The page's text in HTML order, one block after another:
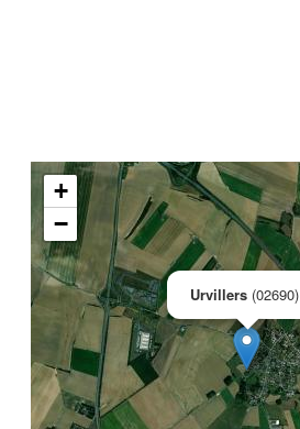
Urvillers (02690)
+
−